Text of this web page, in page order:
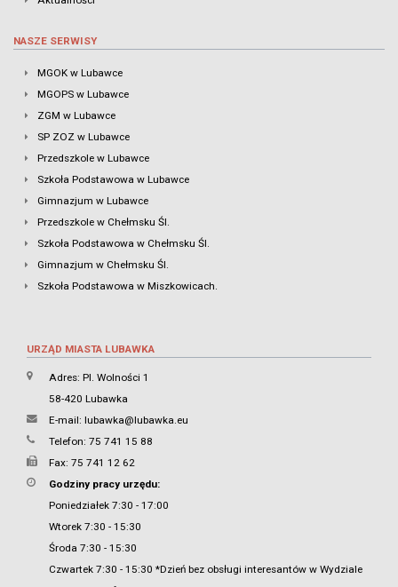
NASZE SERWISY
MGOK w Lubawce
MGOPS w Lubawce
ZGM w Lubawce
SP ZOZ w Lubawce
Przedszkole w Lubawce
Szkoła Podstawowa w Lubawce
Gimnazjum w Lubawce
Przedszkole w Chełmsku Śl.
Szkoła Podstawowa w Chełmsku Śl.
Gimnazjum w Chełmsku Śl.
Szkoła Podstawowa w Miszkowicach.
URZĄD MIASTA LUBAWKA
Adres: Pl. Wolności 1
58-420 Lubawka
E-mail: lubawka@lubawka.eu
Telefon: 75 741 15 88
Fax: 75 741 12 62
Godziny pracy urzędu:
Poniedziałek 7:30 - 17:00
Wtorek 7:30 - 15:30
Środa 7:30 - 15:30
Czwartek 7:30 - 15:30 *Dzień bez obsługi interesantów w Wydziale